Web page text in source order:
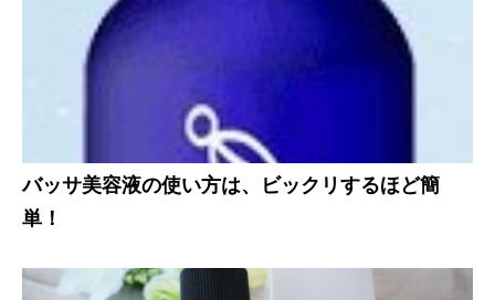
バッサ美容液の使い方は、ビックリするほど簡
単！